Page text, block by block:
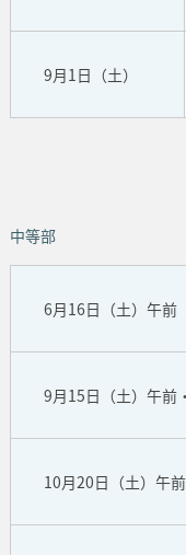
9月1日（土）
中等部
6月16日（土）午前
9月15日（土）午前
10月20日（土）午